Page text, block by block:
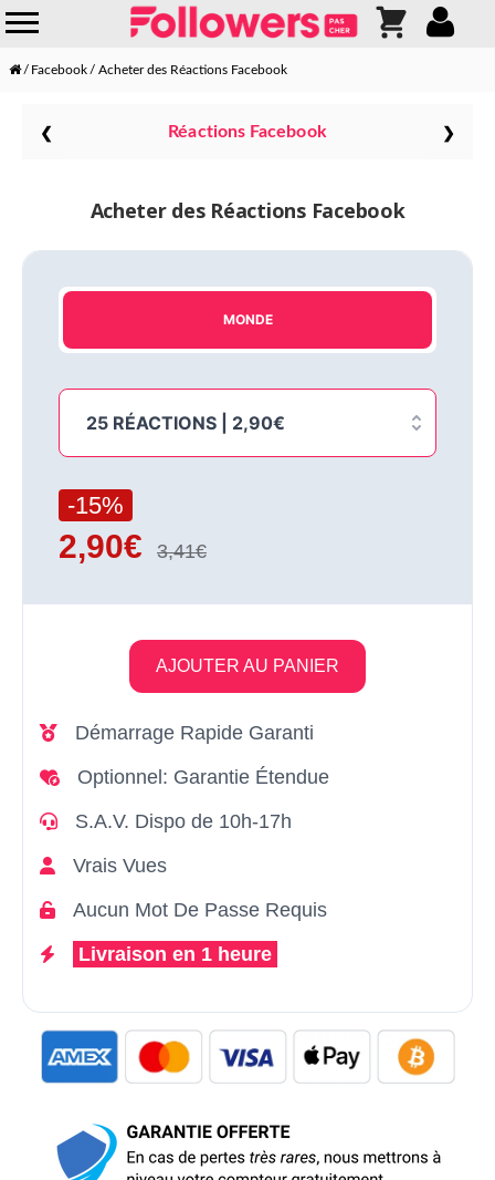
Facebook Acheter des Réactions Facebook
❮ Réactions Facebook ❯
Acheter des Réactions Facebook
MONDE
25 RÉACTIONS | 2,90€
-15%
2,90€ 3,41€
AJOUTER AU PANIER
Démarrage Rapide Garanti
Optionnel: Garantie Étendue
S.A.V. Dispo de 10h-17h
Vrais Vues
Aucun Mot De Passe Requis
Livraison en 1 heure